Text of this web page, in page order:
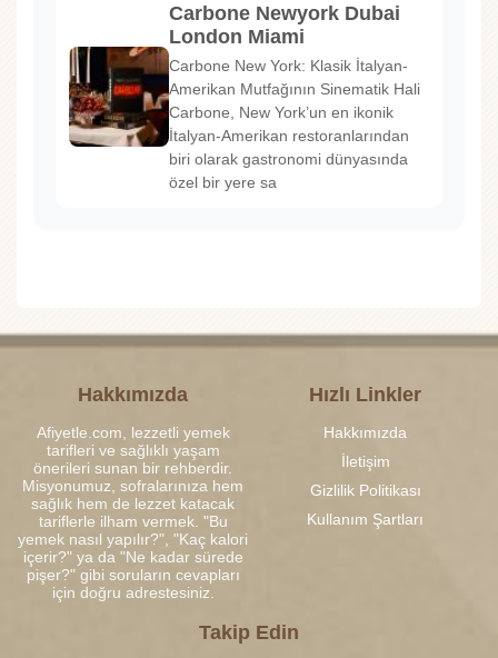
Carbone Newyork Dubai
London Miami
Carbone New York: Klasik İtalyan-
Amerikan Mutfağının Sinematik Hali
Carbone, New York’un en ikonik
İtalyan-Amerikan restoranlarından
biri olarak gastronomi dünyasında
özel bir yere sa
Hakkımızda
Afiyetle.com, lezzetli yemek
tarifleri ve sağlıklı yaşam
önerileri sunan bir rehberdir.
Misyonumuz, sofralarınıza hem
sağlık hem de lezzet katacak
tariflerle ilham vermek. "Bu
yemek nasıl yapılır?", "Kaç kalori
içerir?" ya da "Ne kadar sürede
pişer?" gibi soruların cevapları
için doğru adrestesiniz.
Hızlı Linkler
Hakkımızda
İletişim
Gizlilik Politikası
Kullanım Şartları
Takip Edin